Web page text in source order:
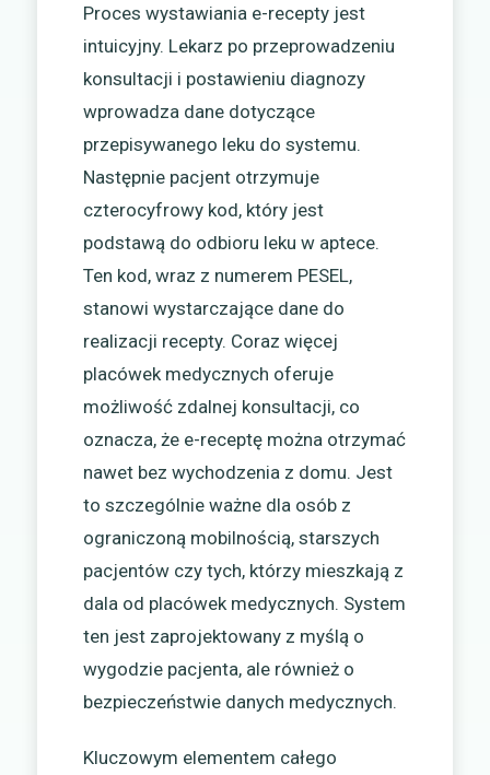
Proces wystawiania e-recepty jest
intuicyjny. Lekarz po przeprowadzeniu
konsultacji i postawieniu diagnozy
wprowadza dane dotyczące
przepisywanego leku do systemu.
Następnie pacjent otrzymuje
czterocyfrowy kod, który jest
podstawą do odbioru leku w aptece.
Ten kod, wraz z numerem PESEL,
stanowi wystarczające dane do
realizacji recepty. Coraz więcej
placówek medycznych oferuje
możliwość zdalnej konsultacji, co
oznacza, że e-receptę można otrzymać
nawet bez wychodzenia z domu. Jest
to szczególnie ważne dla osób z
ograniczoną mobilnością, starszych
pacjentów czy tych, którzy mieszkają z
dala od placówek medycznych. System
ten jest zaprojektowany z myślą o
wygodzie pacjenta, ale również o
bezpieczeństwie danych medycznych.
Kluczowym elementem całego